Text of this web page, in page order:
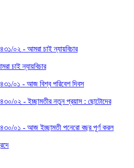
০২ - আমরা চাই ন্যায়বিচার
চাই ন্যায়বিচার
০১ - আজ বিশ্ব পরিবেশ দিবস
১৪৩০/০২ - ইচ্ছামতীর নতুন প্রয়াস : ছোটোদের
১৪৩০/০১ - আজ ইচ্ছামতী পনেরো বছর পূর্ণ করল